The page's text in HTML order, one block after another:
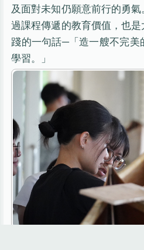
及面對未知仍願意前行的勇
過課程傳遞的教育價值，也
踐的一句話─「造一艘不完美
學習。」